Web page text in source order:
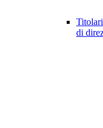
di